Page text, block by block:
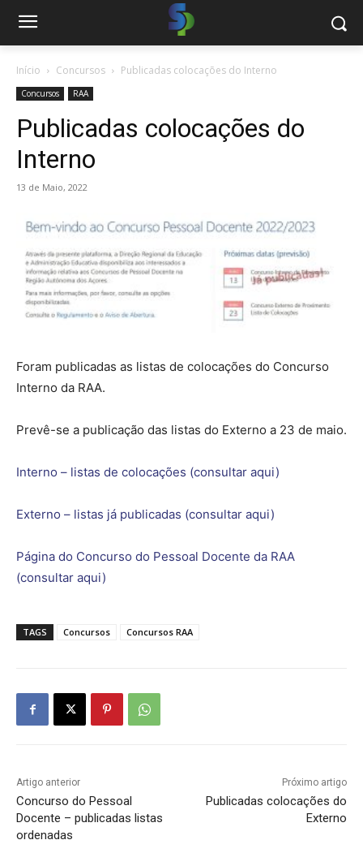
Início Concursos Publicadas colocações do Interno
Concursos RAA
Publicadas colocações do
Interno
13 de Maio, 2022
Foram publicadas as listas de colocações do Concurso
Interno da RAA.
Prevê-se a publicação das listas do Externo a 23 de maio.
Interno – listas de colocações (consultar aqui)
Externo – listas já publicadas (consultar aqui)
Página do Concurso do Pessoal Docente da RAA
(consultar aqui)
TAGS Concursos Concursos RAA
Artigo anterior
Concurso do Pessoal
Docente – publicadas listas
ordenadas
Próximo artigo
Publicadas colocações do
Externo